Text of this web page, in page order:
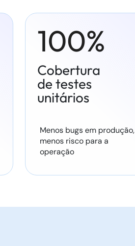
100%
Cobertura
de testes
unitários
Menos bugs em produção,
menos risco para a
operação